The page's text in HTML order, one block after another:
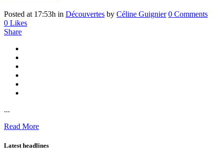
Posted at 17:53h in Découvertes by Céline Guignier 0 Comments
0 Likes
Share
...
Read More
Latest headlines